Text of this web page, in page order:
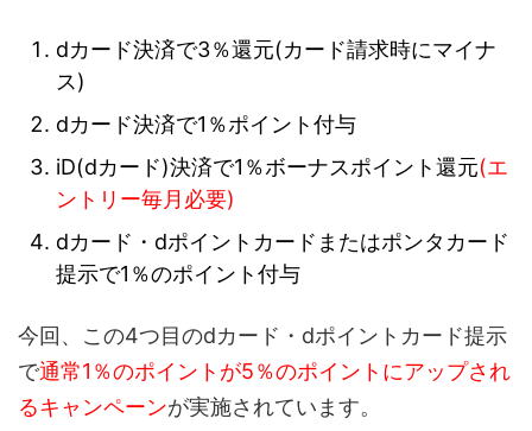
dカード決済で3％還元(カード請求時にマイナ
ス)
dカード決済で1％ポイント付与
iD(dカード)決済で1％ボーナスポイント還元(エ
ントリー毎月必要)
dカード・dポイントカードまたはポンタカード
提示で1％のポイント付与
今回、この4つ目のdカード・dポイントカード提示
で通常1％のポイントが5％のポイントにアップされ
るキャンペーンが実施されています。